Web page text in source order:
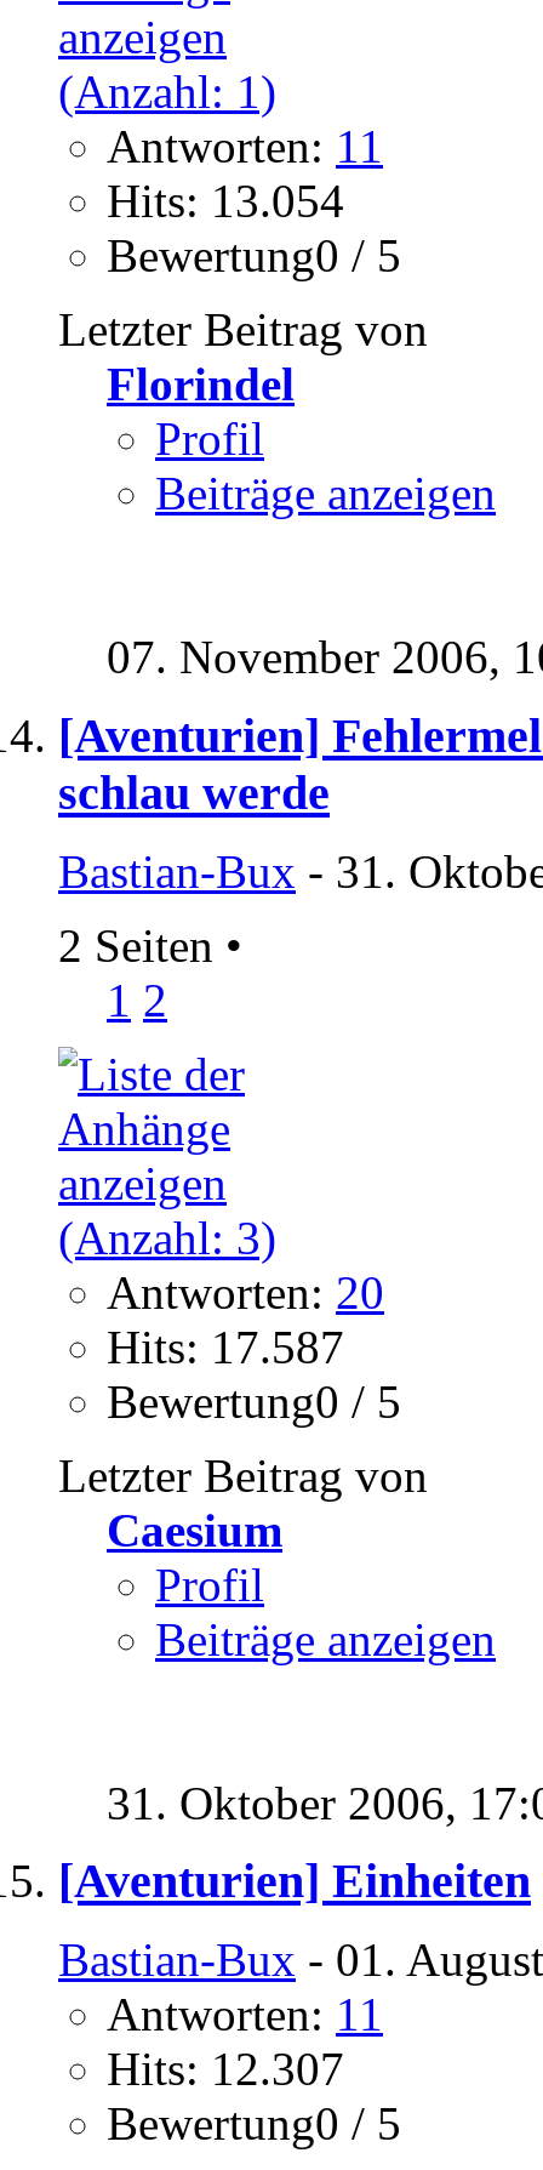
Antworten: 11
Hits: 13.054
Bewertung0 / 5
Letzter Beitrag von
Florindel
Profil
Beiträge anzeigen
07. November 2006,
[Aventurien]
schlau werde
Bastian-Bux - 31.
2 Seiten •
1 2
Antworten: 20
Hits: 17.587
Bewertung0 / 5
Letzter Beitrag von
Caesium
Profil
Beiträge anzeigen
31. Oktober 2006,
[Aventurien] Einheiten
Bastian-Bux - 01.
Antworten: 11
Hits: 12.307
Bewertung0 / 5